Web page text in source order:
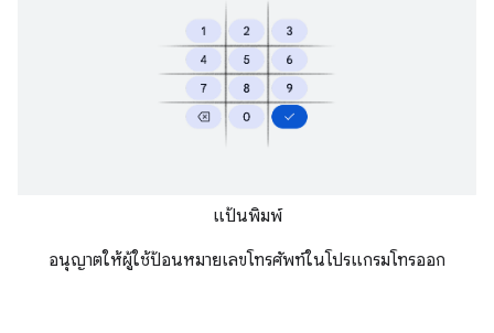
แป้นพิมพ์
อนุญาตให้ผู้ใช้ป้อนหมายเลขโทรศัพท์ในโปรแกรมโทรออก